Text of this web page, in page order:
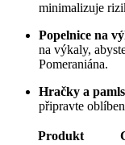
minimalizuje
Popelnice ⁤na
na výkaly,
Pomeraniána.
Hračky a
připravte
Produkt